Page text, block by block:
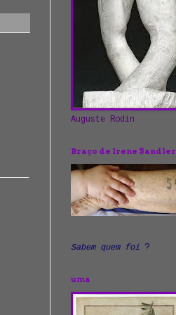
Auguste Rodin
Braço de Irene Sandler
Sabem quem foi ?
uma